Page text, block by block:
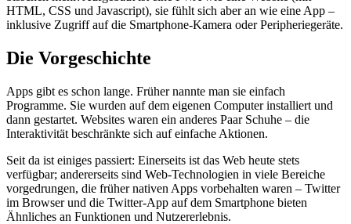
HTML, CSS und Javascript), sie fühlt sich aber an wie eine App –
inklusive Zugriff auf die Smartphone-Kamera oder Peripheriegeräte.
Die Vorgeschichte
Apps gibt es schon lange. Früher nannte man sie einfach
Programme. Sie wurden auf dem eigenen Computer installiert und
dann gestartet. Websites waren ein anderes Paar Schuhe – die
Interaktivität beschränkte sich auf einfache Aktionen.
Seit da ist einiges passiert: Einerseits ist das Web heute stets
verfügbar; andererseits sind Web-Technologien in viele Bereiche
vorgedrungen, die früher nativen Apps vorbehalten waren – Twitter
im Browser und die Twitter-App auf dem Smartphone bieten
Ähnliches an Funktionen und Nutzererlebnis.